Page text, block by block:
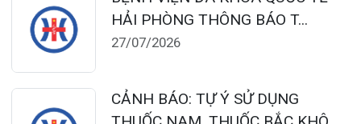
Gọi Tổng đài 0225-3955 888
Đặt lịch khám